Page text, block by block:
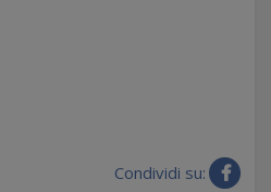
Condividi su: